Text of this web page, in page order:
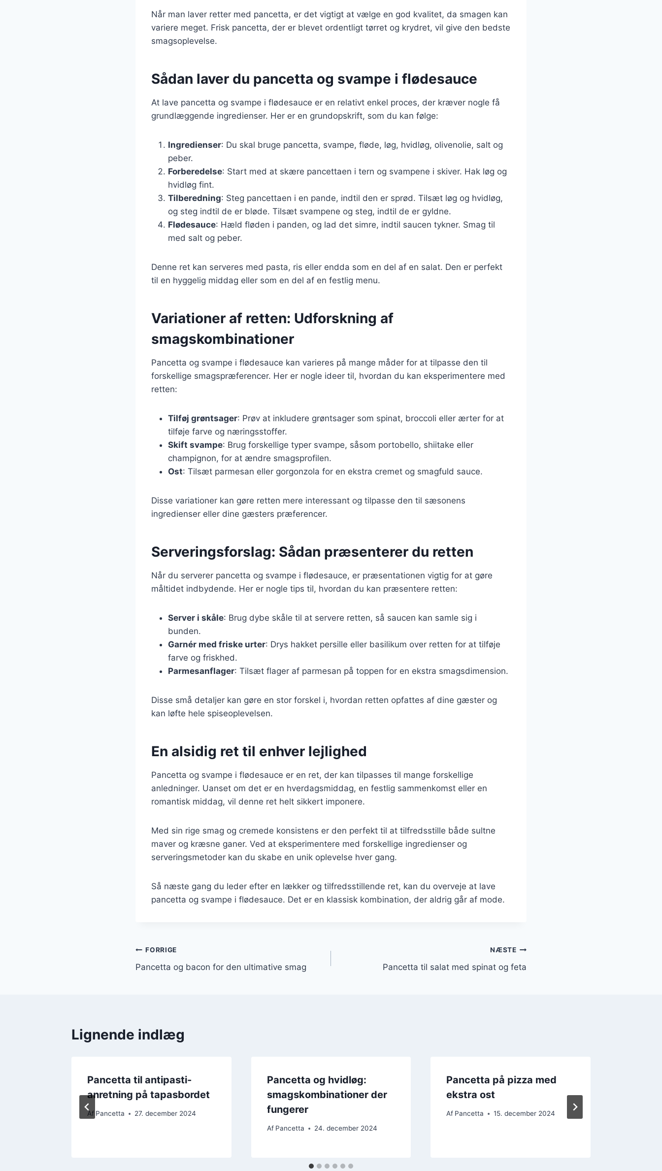
Når man laver retter med pancetta, er det vigtigt at vælge en god kvalitet, da smagen kan
variere meget. Frisk pancetta, der er blevet ordentligt tørret og krydret, vil give den bedste
smagsoplevelse.
Sådan laver du pancetta og svampe i flødesauce
At lave pancetta og svampe i flødesauce er en relativt enkel proces, der kræver nogle få
grundlæggende ingredienser. Her er en grundopskrift, som du kan følge:
Ingredienser: Du skal bruge pancetta, svampe, fløde, løg, hvidløg, olivenolie, salt og
peber.
Forberedelse: Start med at skære pancettaen i tern og svampene i skiver. Hak løg og
hvidløg fint.
Tilberedning: Steg pancettaen i en pande, indtil den er sprød. Tilsæt løg og hvidløg,
og steg indtil de er bløde. Tilsæt svampene og steg, indtil de er gyldne.
Flødesauce: Hæld fløden i panden, og lad det simre, indtil saucen tykner. Smag til
med salt og peber.
Denne ret kan serveres med pasta, ris eller endda som en del af en salat. Den er perfekt
til en hyggelig middag eller som en del af en festlig menu.
Variationer af retten: Udforskning af
smagskombinationer
Pancetta og svampe i flødesauce kan varieres på mange måder for at tilpasse den til
forskellige smagspræferencer. Her er nogle ideer til, hvordan du kan eksperimentere med
retten:
Tilføj grøntsager: Prøv at inkludere grøntsager som spinat, broccoli eller ærter for at
tilføje farve og næringsstoffer.
Skift svampe: Brug forskellige typer svampe, såsom portobello, shiitake eller
champignon, for at ændre smagsprofilen.
Ost: Tilsæt parmesan eller gorgonzola for en ekstra cremet og smagfuld sauce.
Disse variationer kan gøre retten mere interessant og tilpasse den til sæsonens
ingredienser eller dine gæsters præferencer.
Serveringsforslag: Sådan præsenterer du retten
Når du serverer pancetta og svampe i flødesauce, er præsentationen vigtig for at gøre
måltidet indbydende. Her er nogle tips til, hvordan du kan præsentere retten:
Server i skåle: Brug dybe skåle til at servere retten, så saucen kan samle sig i
bunden.
Garnér med friske urter: Drys hakket persille eller basilikum over retten for at tilføje
farve og friskhed.
Parmesanflager: Tilsæt flager af parmesan på toppen for en ekstra smagsdimension.
Disse små detaljer kan gøre en stor forskel i, hvordan retten opfattes af dine gæster og
kan løfte hele spiseoplevelsen.
En alsidig ret til enhver lejlighed
Pancetta og svampe i flødesauce er en ret, der kan tilpasses til mange forskellige
anledninger. Uanset om det er en hverdagsmiddag, en festlig sammenkomst eller en
romantisk middag, vil denne ret helt sikkert imponere.
Med sin rige smag og cremede konsistens er den perfekt til at tilfredsstille både sultne
maver og kræsne ganer. Ved at eksperimentere med forskellige ingredienser og
serveringsmetoder kan du skabe en unik oplevelse hver gang.
Så næste gang du leder efter en lækker og tilfredsstillende ret, kan du overveje at lave
pancetta og svampe i flødesauce. Det er en klassisk kombination, der aldrig går af mode.
Indlægsnavigation
FORRIGE
Pancetta og bacon for den ultimative smag
NÆSTE
Pancetta til salat med spinat og feta
Lignende indlæg
Pancetta til antipasti-
anretning på tapasbordet
Af Pancetta 27. december 2024
Pancetta og hvidløg:
smagskombinationer der
fungerer
Af Pancetta 24. december 2024
Pancetta på pizza med
ekstra ost
Af Pancetta 15. december 2024